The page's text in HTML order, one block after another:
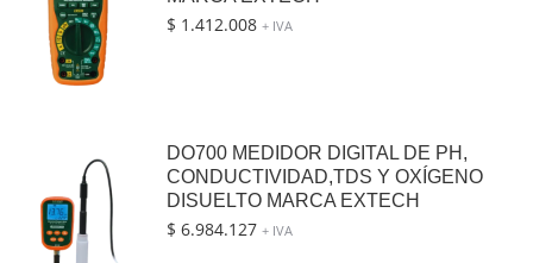
$ 1.412.008 + IVA
DO700 MEDIDOR DIGITAL DE PH,
CONDUCTIVIDAD,TDS Y OXÍGENO
DISUELTO MARCA EXTECH
$ 6.984.127 + IVA